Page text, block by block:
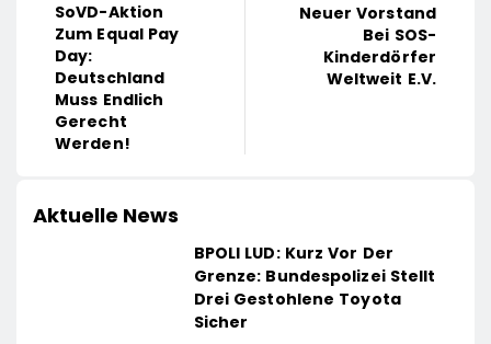
SoVD-Aktion
Zum Equal Pay
Day:
Deutschland
Muss Endlich
Gerecht
Werden!
Neuer Vorstand
Bei SOS-
Kinderdörfer
Weltweit E.V.
Aktuelle News
BPOLI LUD: Kurz Vor Der
Grenze: Bundespolizei Stellt
Drei Gestohlene Toyota
Sicher